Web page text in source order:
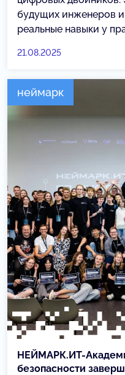
будущих инженеров и
реальные навыки у
21.08.2025
неймарк
НЕЙМАРК.ИТ-
безопасности